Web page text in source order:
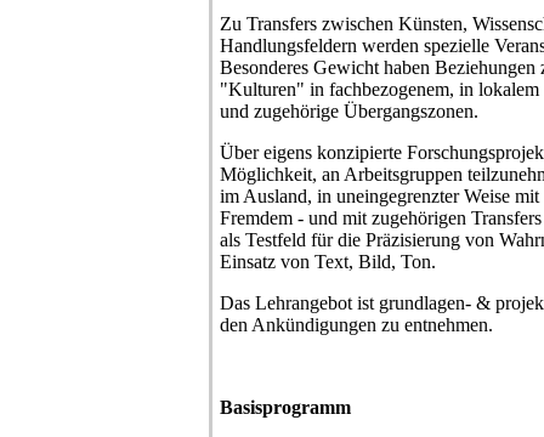
Zu Transfers zwischen Künsten,
Handlungsfeldern werden spezielle
Besonderes Gewicht haben Beziehungen
"Kulturen" in fachbezogenem, in
und zugehörige Übergangszonen.
Über eigens konzipierte
Möglichkeit, an Arbeitsgruppen
im Ausland, in uneingegrenzter Weise
Fremdem - und mit zugehörigen
als Testfeld für die Präzisierung von
Einsatz von Text, Bild, Ton.
Das Lehrangebot ist grundlagen- &
den Ankündigungen zu entnehmen.
Basisprogramm